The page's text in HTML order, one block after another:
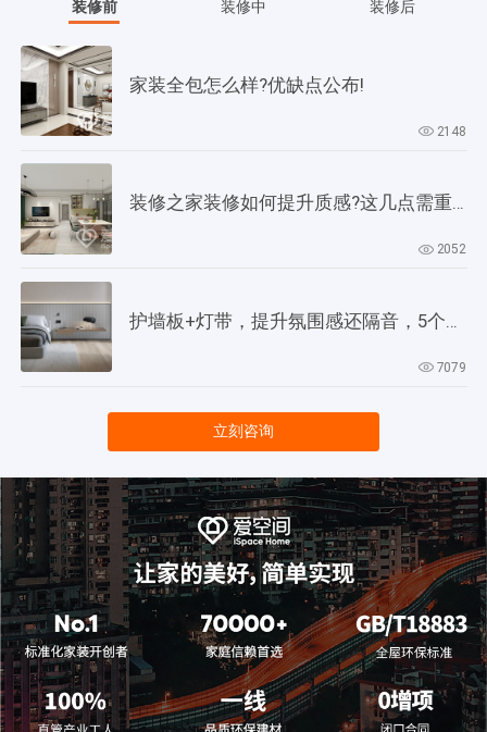
装修前 装修中 装修后
家装全包怎么样?优缺点公布!
2148
装修之家装修如何提升质感?这几点需重视起来
2052
7079
立刻咨询